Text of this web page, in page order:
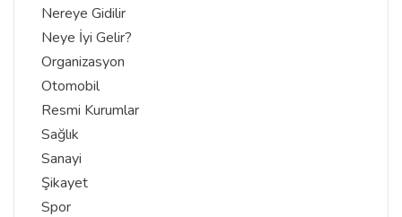
Nereye Gidilir
Neye İyi Gelir?
Organizasyon
Otomobil
Resmi Kurumlar
Sağlık
Sanayi
Şikayet
Spor